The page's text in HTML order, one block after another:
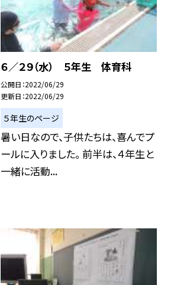
６／２９（水） ５年生 体育科
公開日 2022/06/29
更新日 2022/06/29
５年生のページ
暑い日なので、子供たちは、喜んでプ
ールに入りました。 前半は、４年生と
一緒に活動...